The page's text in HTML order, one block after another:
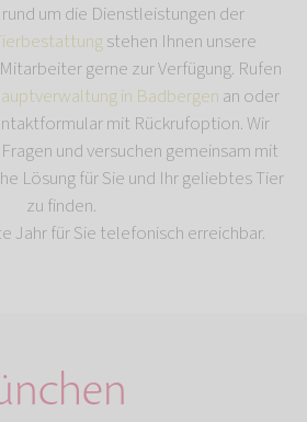
um die Dienstleistungen der
stehen Ihnen unsere
gerne zur Verfügung. Rufen
in Badbergen an oder
mit Rückrufoption. Wir
und versuchen gemeinsam mit
Lösung für Sie und Ihr geliebtes Tier
zu finden.
Jahr für Sie telefonisch erreichbar.